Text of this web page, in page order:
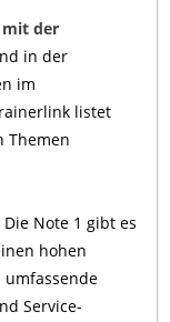
mit der
in der
im
listet
Themen
Note 1 gibt es
hohen
Service-